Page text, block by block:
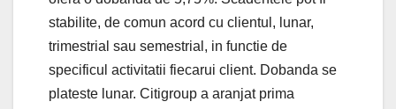
stabilite, de comun acord cu clientul, lunar,
trimestrial sau semestrial, in functie de
specificul activitatii fiecarui client. Dobanda se
plateste lunar. Citigroup a aranjat prima